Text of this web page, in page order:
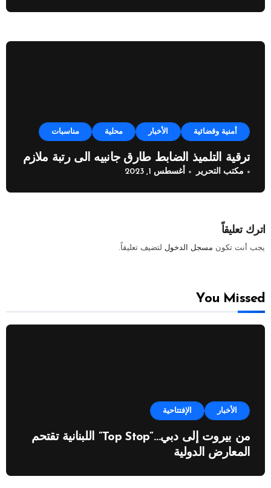
أمنية وقضائية الأخبار محلية مناسبات
ترقية التلميذ الضابط طارق جانبيه الى رتبة ملازم
مكتب التحرير أغسطس 1, 2023
اترك تعليقاً
يجب أنت تكون مسجل الدخول لتضيف تعليقاً.
You Missed
الأخبار الإفتتاحية
من بيروت إلى دبي…”Top Stop” اللبنانية تقتحم
المعارض الدولية